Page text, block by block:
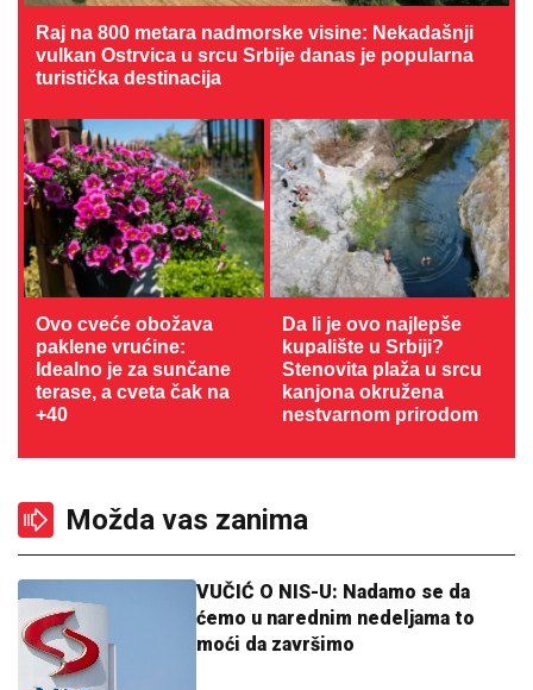
Raj na 800 metara nadmorske visine: Nekadašnji
vulkan Ostrvica u srcu Srbije danas je popularna
turistička destinacija
Ovo cveće obožava
paklene vrućine:
Idealno je za sunčane
terase, a cveta čak na
+40
Da li je ovo najlepše
kupalište u Srbiji?
Stenovita plaža u srcu
kanjona okružena
nestvarnom prirodom
Možda vas zanima
VUČIĆ O NIS-U: Nadamo se da
ćemo u narednim nedeljama to
moći da završimo